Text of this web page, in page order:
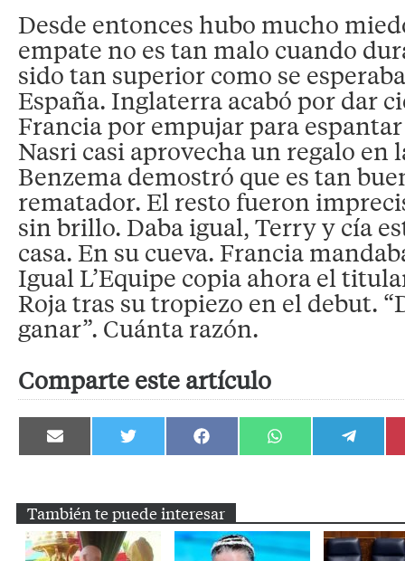
Desde entonces hubo mucho
empate no es tan malo cuando
sido tan superior como se
España. Inglaterra acabó por dar
Francia por empujar para
Nasri casi aprovecha un regalo en
Benzema demostró que es tan
rematador. El resto fueron
sin brillo. Daba igual, Terry y cía
casa. En su cueva. Francia
Igual L’Equipe copia ahora el
Roja tras su tropiezo en el debut.
ganar”. Cuánta razón.
Comparte este artículo
Compartir
en
Compartir
en
Compartir
en
Compartir
en
Compartir
en
También te puede interesar